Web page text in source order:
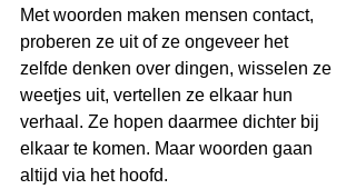
Met woorden maken mensen contact,
proberen ze uit of ze ongeveer het
zelfde denken over dingen, wisselen ze
weetjes uit, vertellen ze elkaar hun
verhaal. Ze hopen daarmee dichter bij
elkaar te komen. Maar woorden gaan
altijd via het hoofd.